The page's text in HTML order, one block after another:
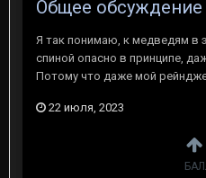
Общее обсуждение
Я так понимаю, к медведям в
спиной опасно в принципе,
Потому что даже мой
22 июля, 2023